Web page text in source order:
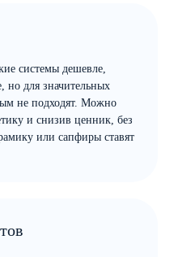
системы дешевле,
для значительных
не подходят. Можно
и снизив ценник, без
или сапфиры ставят